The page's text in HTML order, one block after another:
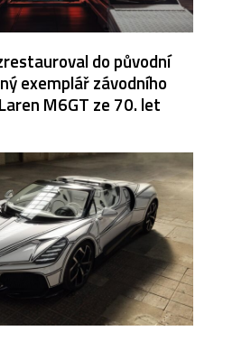
do původní
exemplář závodního
M6GT ze 70. let